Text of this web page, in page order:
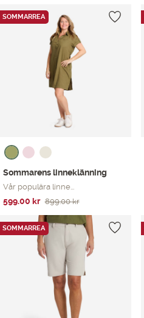
priset
priset
Sommarens linneklänning
SOMMARREA
Vår populära linne...
899.00kr
Det
ursprungliga
priset
899.00 kr.
599.00 kr
Det
nuvarande
priset
599.00 kr.
SOMMARREA